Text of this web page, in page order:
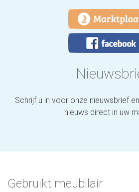
Schrijf u in voor onze nieuwsbrief
nieuws direct in uw
Gebruikt meubilair